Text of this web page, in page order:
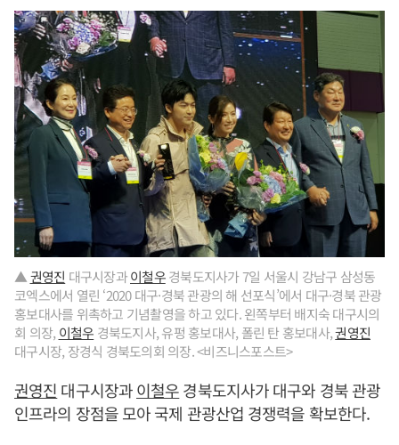
▲권영진 대구시장과이철우경북도지사가 7일 서울시 강남구 삼성동
코엑스에서 열린 ‘2020 대구·경북 관광의 해 선포식’에서 대구·경북 관광
홍보대사를 위촉하고 기념촬영을 하고 있다. 왼쪽부터 배지숙 대구시의
회 의장, 이철우 경북도지사, 유펑 홍보대사, 폴린 탄 홍보대사,권영진
대구시장, 장경식 경북도의회 의장. <비즈니스포스트>
권영진 대구시장과이철우경북도지사가 대구와 경북 관광
인프라의 장점을 모아 국제 관광산업 경쟁력을 확보한다.